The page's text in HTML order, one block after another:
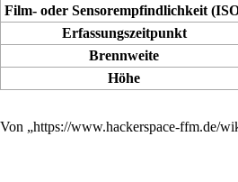
Film- oder Sensorempfindlichkeit
Erfassungszeitpunkt
Brennweite
Höhe
Von „https://www.hackerspace-ffm.de/